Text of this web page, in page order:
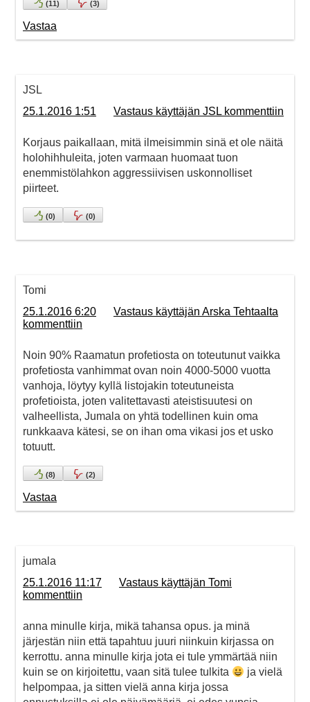
(11) (3)
Vastaa
JSL
25.1.2016 1:51
Vastaus käyttäjän JSL kommenttiin
Korjaus paikallaan, mitä ilmeisimmin sinä et ole näitä
holohihhuleita, joten varmaan huomaat tuon
enemmistölahkon aggressiivisen uskonnolliset
piirteet.
(0) (0)
Tomi
25.1.2016 6:20
Vastaus käyttäjän Arska Tehtaalta
kommenttiin
Noin 90% Raamatun profetiosta on toteutunut vaikka
profetiosta vanhimmat ovan noin 4000-5000 vuotta
vanhoja, löytyy kyllä listojakin toteutuneista
profetioista, joten valitettavasti ateistisuutesi on
valheellista, Jumala on yhtä todellinen kuin oma
runkkaava kätesi, se on ihan oma vikasi jos et usko
totuutt.
(8) (2)
Vastaa
jumala
25.1.2016 11:17
Vastaus käyttäjän Tomi
kommenttiin
anna minulle kirja, mikä tahansa opus. ja minä
järjestän niin että tapahtuu juuri niinkuin kirjassa on
kerrottu. anna minulle kirja jota ei tule ymmärtää niin
kuin se on kirjoitettu, vaan sitä tulee tulkita
ja vielä
helpompaa, ja sitten vielä anna kirja jossa